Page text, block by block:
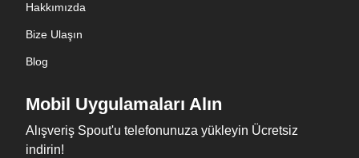
Hakkımızda
Bize Ulaşın
Blog
Mobil Uygulamaları Alın
Alışveriş Spout'u telefonunuza yükleyin Ücretsiz
indirin!